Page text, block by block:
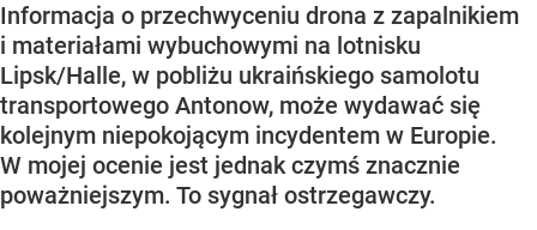
Informacja o przechwyceniu drona z zapalnikiem
i materiałami wybuchowymi na lotnisku
Lipsk/Halle, w pobliżu ukraińskiego samolotu
transportowego Antonow, może wydawać się
kolejnym niepokojącym incydentem w Europie.
W mojej ocenie jest jednak czymś znacznie
poważniejszym. To sygnał ostrzegawczy.